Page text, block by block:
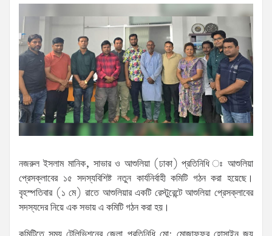
নজরুল ইসলাম মানিক, সাভার ও আশুলিয়া (ঢাকা) প্রতিনিধি ঃ আশুলিয়া
প্রেসক্লাবের ১৫ সদস্যবিশিষ্ট নতুন কার্যনির্বাহী কমিটি গঠন করা হয়েছে।
বৃহস্পতিবার (১ মে) রাতে আশুলিয়ার একটি রেস্টুরেন্টে আশুলিয়া প্রেসক্লাবের
সদস্যদের নিয়ে এক সভায় এ কমিটি গঠন করা হয়।